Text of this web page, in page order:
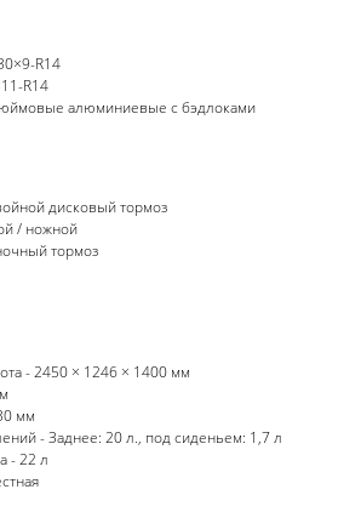
R14
R14
алюминиевые с бэдлоками
дисковый тормоз
/ ножной
тормоз
- 2450 × 1246 × 1400 мм
мм
- Заднее: 20 л., под сиденьем: 1,7 л
- 22 л